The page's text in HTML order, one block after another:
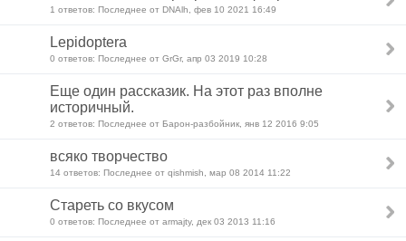
1 ответов: Последнее от DNAlh, фев 10 2021 16:49
Lepidoptera
0 ответов: Последнее от GrGr, апр 03 2019 10:28
Еще один рассказик. На этот раз вполне
историчный.
2 ответов: Последнее от Барон-разбойник, янв 12 2016 9:05
всяко творчество
14 ответов: Последнее от qishmish, мар 08 2014 11:22
Стареть со вкусом
0 ответов: Последнее от armajty, дек 03 2013 11:16